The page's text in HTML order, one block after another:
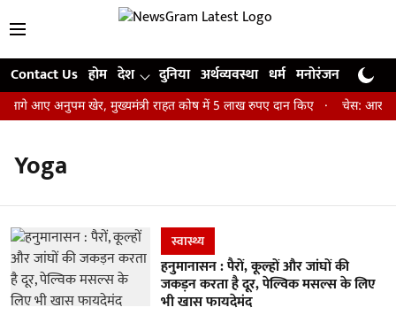
Contact Us होम देश दुनिया अर्थव्यवस्था धर्म मनोरंजन खेल
आए अनुपम खेर, मुख्यमंत्री राहत कोष में 5 लाख रुपए दान किए चेस: आर
Yoga
स्वास्थ्य
हनुमानासन : पैरों, कूल्हों और जांघों की
जकड़न करता है दूर, पेल्विक मसल्स के लिए
भी खास फायदेमंद